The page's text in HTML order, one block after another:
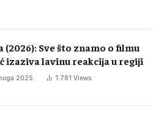
(2026): Sve što znamo o filmu
izaziva lavinu reakcija u regiji
2025. 1.781 Views